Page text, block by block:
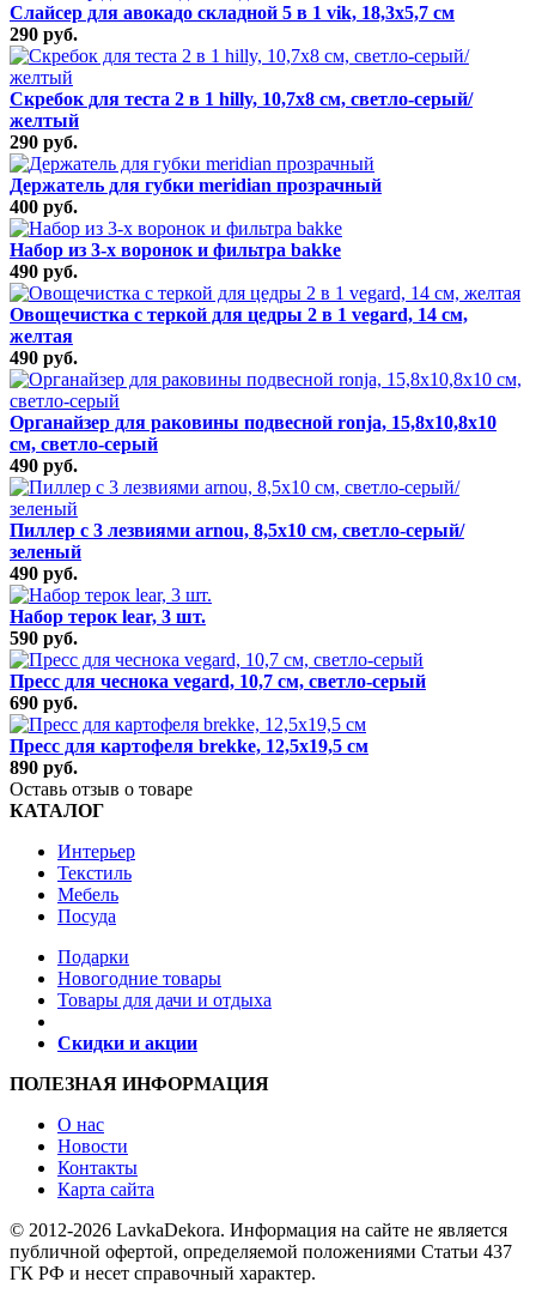
Слайсер для авокадо складной 5 в 1 vik, 18,3х5,7 см
290 руб.
Скребок для теста 2 в 1 hilly, 10,7х8 см, светло-серый/
желтый
290 руб.
Держатель для губки meridian прозрачный
400 руб.
Набор из 3-х воронок и фильтра bakke
490 руб.
Овощечистка с теркой для цедры 2 в 1 vegard, 14 см,
желтая
490 руб.
Органайзер для раковины подвесной ronja, 15,8х10,8х10
см, светло-серый
490 руб.
Пиллер с 3 лезвиями arnou, 8,5х10 см, светло-серый/
зеленый
490 руб.
Набор терок lear, 3 шт.
590 руб.
Пресс для чеснока vegard, 10,7 см, светло-серый
690 руб.
Пресс для картофеля brekke, 12,5х19,5 см
890 руб.
Оставь отзыв о товаре
КАТАЛОГ
Интерьер
Текстиль
Мебель
Посуда
Подарки
Новогодние товары
Товары для дачи и отдыха
Скидки и акции
ПОЛЕЗНАЯ ИНФОРМАЦИЯ
О нас
Новости
Контакты
Карта сайта
© 2012-2026 LavkaDekora. Информация на сайте не является
публичной офертой, определяемой положениями Статьи 437
ГК РФ и несет справочный характер.